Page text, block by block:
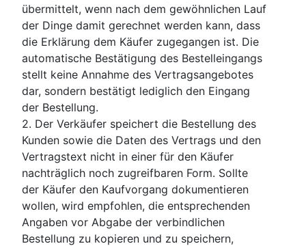
übermittelt, wenn nach dem gewöhnlichen Lauf
der Dinge damit gerechnet werden kann, dass
die Erklärung dem Käufer zugegangen ist. Die
automatische Bestätigung des Bestelleingangs
stellt keine Annahme des Vertragsangebotes
dar, sondern bestätigt lediglich den Eingang
der Bestellung.
2. Der Verkäufer speichert die Bestellung des
Kunden sowie die Daten des Vertrags und den
Vertragstext nicht in einer für den Käufer
nachträglich noch zugreifbaren Form. Sollte
der Käufer den Kaufvorgang dokumentieren
wollen, wird empfohlen, die entsprechenden
Angaben vor Abgabe der verbindlichen
Bestellung zu kopieren und zu speichern,